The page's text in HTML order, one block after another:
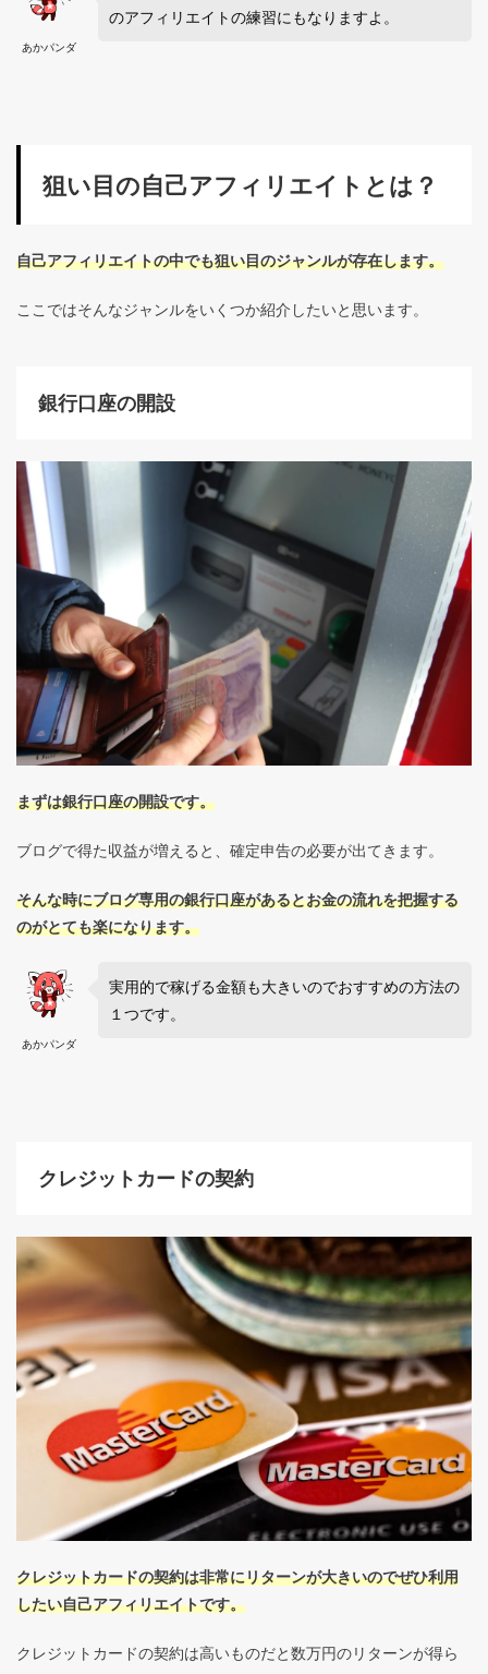
あかパンダ
のアフィリエイトの練習にもなりますよ。
狙い目の自己アフィリエイトとは？
自己アフィリエイトの中でも狙い目のジャンルが存在します。
ここではそんなジャンルをいくつか紹介したいと思います。
銀行口座の開設
まずは銀行口座の開設です。
ブログで得た収益が増えると、確定申告の必要が出てきます。
そんな時にブログ専用の銀行口座があるとお金の流れを把握する
のがとても楽になります。
あかパンダ
実用的で稼げる金額も大きいのでおすすめの方法の
１つです。
クレジットカードの契約
クレジットカードの契約は非常にリターンが大きいのでぜひ利用
したい自己アフィリエイトです。
クレジットカードの契約は高いものだと数万円のリターンが得ら